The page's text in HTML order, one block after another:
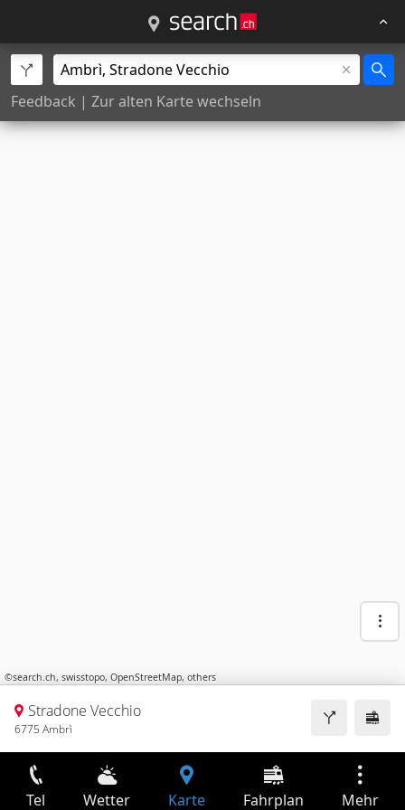
Feedback | Zur alten Karte wechseln
©search.ch, swisstopo, OpenStreetMap, others
Stradone Vecchio
6775 Ambrì
Tel Wetter Karte Fahrplan Mehr